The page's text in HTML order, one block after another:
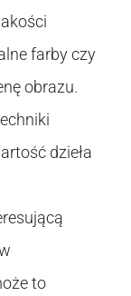
farby czy
obrazu.
dzieła
to